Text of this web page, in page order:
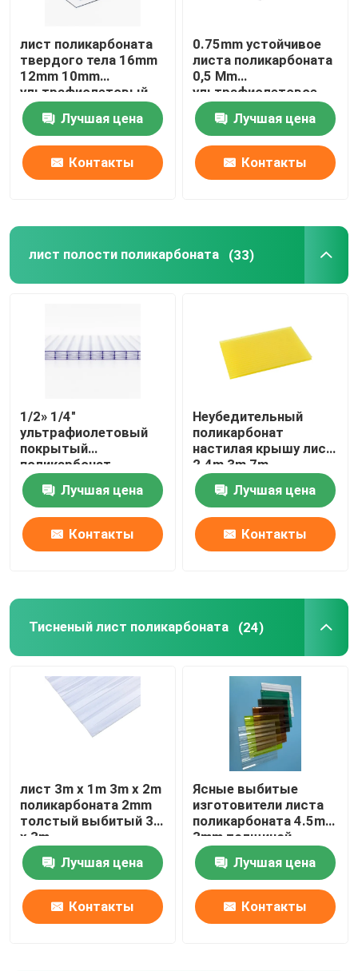
Тройной лист поликарбоната слоя
лист полости ПК
Замороженный лист поликарбоната
лист поликарбоната
твердого тела 16mm
12mm 10mm
ультрафиолетовый
Лучшая цена
Контакты
0.75mm устойчивое
листа поликарбоната
0,5 Mm
ультрафиолетовое
Лучшая цена
Контакты
лист полости поликарбоната (33)
1/2» 1/4"
ультрафиолетовый
покрытый
поликарбонат
обшивает панелями
лист полости ПК
Лучшая цена
Контакты
Неубедительный
поликарбонат
настилая крышу лист
2.4m 3m 7m
Лучшая цена
Контакты
Тисненый лист поликарбоната (24)
лист 3m x 1m 3m x 2m
поликарбоната 2mm
толстый выбитый 3m
x 3m
Лучшая цена
Контакты
Ясные выбитые
изготовители листа
поликарбоната 4.5mm
3mm толщиной
Лучшая цена
Контакты